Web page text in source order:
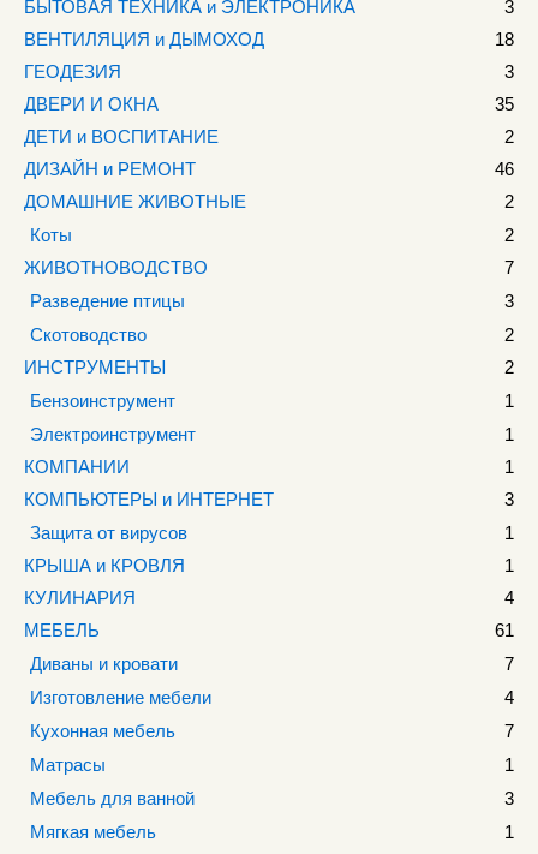
БЫТОВАЯ ТЕХНИКА и ЭЛЕКТРОНИКА
3
ВЕНТИЛЯЦИЯ и ДЫМОХОД
18
ГЕОДЕЗИЯ
3
ДВЕРИ И ОКНА
35
ДЕТИ и ВОСПИТАНИЕ
2
ДИЗАЙН и РЕМОНТ
46
ДОМАШНИЕ ЖИВОТНЫЕ
2
Коты
2
ЖИВОТНОВОДСТВО
7
Разведение птицы
3
Скотоводство
2
ИНСТРУМЕНТЫ
2
Бензоинструмент
1
Электроинструмент
1
КОМПАНИИ
1
КОМПЬЮТЕРЫ и ИНТЕРНЕТ
3
Защита от вирусов
1
КРЫША и КРОВЛЯ
1
КУЛИНАРИЯ
4
МЕБЕЛЬ
61
Диваны и кровати
7
Изготовление мебели
4
Кухонная мебель
7
Матрасы
1
Мебель для ванной
3
Мягкая мебель
1